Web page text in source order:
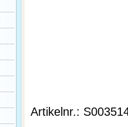
Artikelnr.: